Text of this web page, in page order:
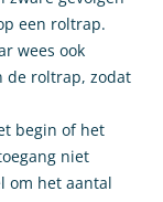
een roltrap.
wees ook
de roltrap, zodat
begin of het
niet
om het aantal